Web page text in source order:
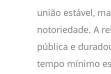
união estável,
notoriedade. A
pública e
tempo mínimo